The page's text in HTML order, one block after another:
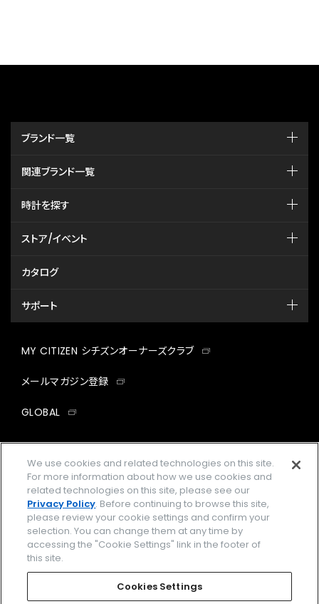
ブランド一覧
関連ブランド一覧
時計を探す
ストア/イベント
カタログ
サポート
MY CITIZEN シチズンオーナーズクラブ
メールマガジン登録
GLOBAL
企業情報 ご利用規約
プライバシーポリシー Cookies Settings
Amazon PayはAmazon.com, Inc.またはその関連会社の商標です。
We use cookies and related technologies on this site.
For more information about how we use cookies and
related technologies on this site, please see our
Privacy Policy. Before continuing to browse this site,
please review your cookie settings and confirm your
selection. You can change them at any time by
accessing the "Cookie Settings" link in the footer of
this site.
Cookies Settings